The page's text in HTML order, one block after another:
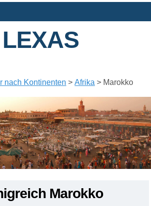
LEXAS
nach Kontinenten >Afrika > Marokko
Marokko